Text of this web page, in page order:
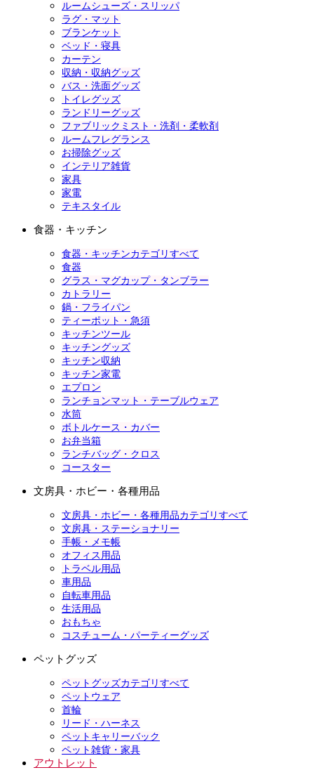
ルームシューズ・スリッパ
ラグ・マット
ブランケット
ベッド・寝具
カーテン
収納・収納グッズ
バス・洗面グッズ
トイレグッズ
ランドリーグッズ
ファブリックミスト・洗剤・柔軟剤
ルームフレグランス
お掃除グッズ
インテリア雑貨
家具
家電
テキスタイル
食器・キッチン
食器・キッチンカテゴリすべて
食器
グラス・マグカップ・タンブラー
カトラリー
鍋・フライパン
ティーポット・急須
キッチンツール
キッチングッズ
キッチン収納
キッチン家電
エプロン
ランチョンマット・テーブルウェア
水筒
ボトルケース・カバー
お弁当箱
ランチバッグ・クロス
コースター
文房具・ホビー・各種用品
文房具・ホビー・各種用品カテゴリすべて
文房具・ステーショナリー
手帳・メモ帳
オフィス用品
トラベル用品
車用品
自転車用品
生活用品
おもちゃ
コスチューム・パーティーグッズ
ペットグッズ
ペットグッズカテゴリすべて
ペットウェア
首輪
リード・ハーネス
ペットキャリーバック
ペット雑貨・家具
アウトレット